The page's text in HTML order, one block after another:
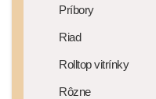
Príbory
Riad
Rolltop vitrínky
Rôzne